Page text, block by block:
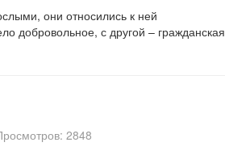
они относились к ней
добровольное, с другой – гражданская
2848